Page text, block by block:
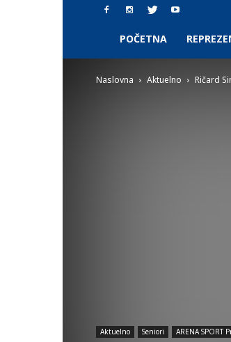
SAAF.rs
POČETNA
Naslovna Aktuelno Ričard
Aktuelno Seniori ARENA SPORT